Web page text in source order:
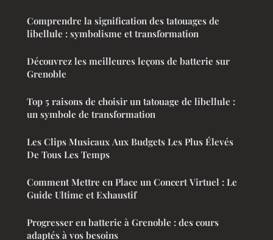
Comprendre la signification des tatouages de
libellule : symbolisme et transformation
Découvrez les meilleures leçons de batterie sur
Grenoble
Top 5 raisons de choisir un tatouage de libellule :
un symbole de transformation
Les Clips Musicaux Aux Budgets Les Plus Élevés
De Tous Les Temps
Comment Mettre en Place un Concert Virtuel : Le
Guide Ultime et Exhaustif
Progresser en batterie à Grenoble : des cours
adaptés à vos besoins